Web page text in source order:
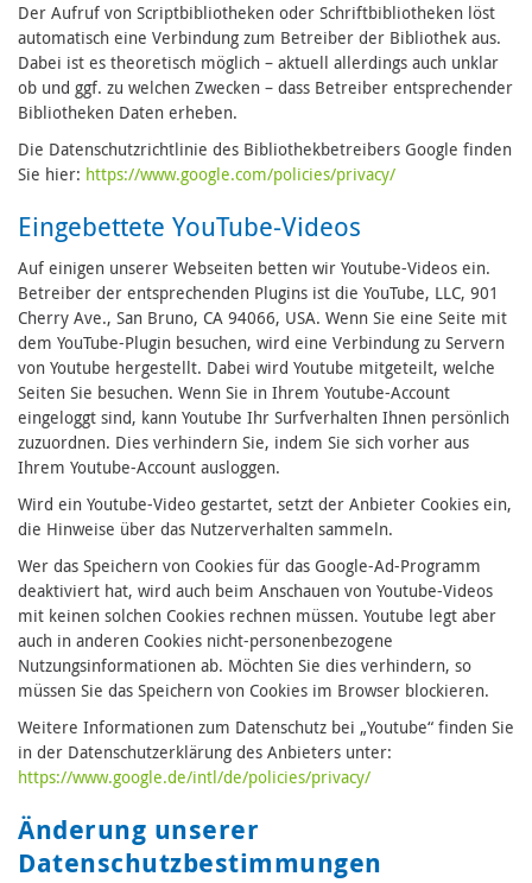
Der Aufruf von Scriptbibliotheken oder Schriftbibliotheken löst
automatisch eine Verbindung zum Betreiber der Bibliothek aus.
Dabei ist es theoretisch möglich – aktuell allerdings auch unklar
ob und ggf. zu welchen Zwecken – dass Betreiber entsprechender
Bibliotheken Daten erheben.
Die Datenschutzrichtlinie des Bibliothekbetreibers Google finden
Sie hier: https://www.google.com/policies/privacy/
Eingebettete YouTube-Videos
Auf einigen unserer Webseiten betten wir Youtube-Videos ein.
Betreiber der entsprechenden Plugins ist die YouTube, LLC, 901
Cherry Ave., San Bruno, CA 94066, USA. Wenn Sie eine Seite mit
dem YouTube-Plugin besuchen, wird eine Verbindung zu Servern
von Youtube hergestellt. Dabei wird Youtube mitgeteilt, welche
Seiten Sie besuchen. Wenn Sie in Ihrem Youtube-Account
eingeloggt sind, kann Youtube Ihr Surfverhalten Ihnen persönlich
zuzuordnen. Dies verhindern Sie, indem Sie sich vorher aus
Ihrem Youtube-Account ausloggen.
Wird ein Youtube-Video gestartet, setzt der Anbieter Cookies ein,
die Hinweise über das Nutzerverhalten sammeln.
Wer das Speichern von Cookies für das Google-Ad-Programm
deaktiviert hat, wird auch beim Anschauen von Youtube-Videos
mit keinen solchen Cookies rechnen müssen. Youtube legt aber
auch in anderen Cookies nicht-personenbezogene
Nutzungsinformationen ab. Möchten Sie dies verhindern, so
müssen Sie das Speichern von Cookies im Browser blockieren.
Weitere Informationen zum Datenschutz bei „Youtube“ finden Sie
in der Datenschutzerklärung des Anbieters unter:
https://www.google.de/intl/de/policies/privacy/
Änderung unserer
Datenschutzbestimmungen